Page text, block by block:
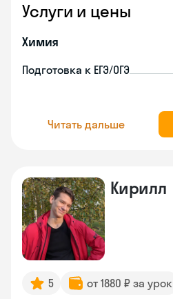
Услуги и цены
Химия
Подготовка к ЕГЭ/ОГЭ
Читать дальше
Кирилл
5 от 1880 ₽ за урок